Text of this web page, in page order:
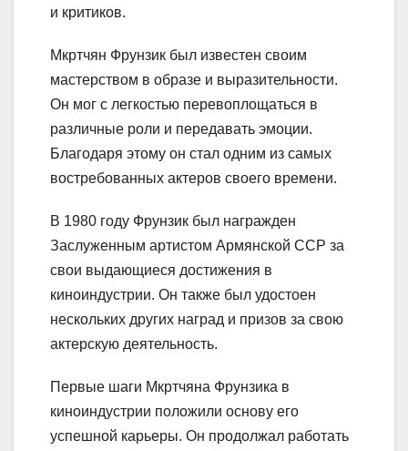
и критиков.
Мкртчян Фрунзик был известен своим
мастерством в образе и выразительности.
Он мог с легкостью перевоплощаться в
различные роли и передавать эмоции.
Благодаря этому он стал одним из самых
востребованных актеров своего времени.
В 1980 году Фрунзик был награжден
Заслуженным артистом Армянской ССР за
свои выдающиеся достижения в
киноиндустрии. Он также был удостоен
нескольких других наград и призов за свою
актерскую деятельность.
Первые шаги Мкртчяна Фрунзика в
киноиндустрии положили основу его
успешной карьеры. Он продолжал работать